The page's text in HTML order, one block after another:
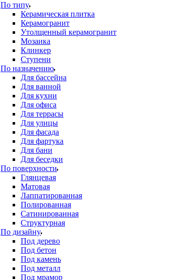
По типу
Керамическая плитка
Керамогранит
Утолщенный керамогранит
Мозаика
Клинкер
Ступени
По назначению
Для бассейна
Для ванной
Для кухни
Для офиса
Для террасы
Для улицы
Для фасада
Для фартука
Для бани
Для беседки
По поверхности
Глянцевая
Матовая
Лаппатированная
Полированная
Сатинированная
Структурная
По дизайну
Под дерево
Под бетон
Под камень
Под металл
Под мрамор